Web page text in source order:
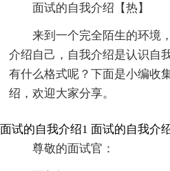
面试的自我介绍【热】
来到一个完全陌生的环境
介绍自己，自我介绍是认识自
有什么格式呢？下面是小编收
绍，欢迎大家分享。
面试的自我介绍1
尊敬的面试官：
面试的自我介